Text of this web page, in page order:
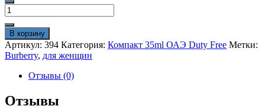
Количество
товара
Мини-
парфюм
35ml
Weekend
duty
В корзину
Артикул: 394 Категория: Компакт 35ml ОАЭ Duty Free Метки:
Burberry, для женщин
Отзывы (0)
Отзывы